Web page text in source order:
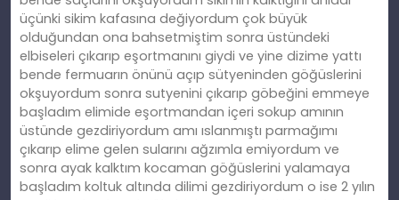
üçünki sikim kafasına değiyordum çok büyük
olduğundan ona bahsetmiştim sonra üstündeki
elbiseleri çıkarıp eşortmanını giydi ve yine dizime yattı
bende fermuarın önünü açıp sütyeninden göğüslerini
okşuyordum sonra sutyenini çıkarıp göbeğini emmeye
başladım elimide eşortmandan içeri sokup amının
üstünde gezdiriyordum amı ıslanmıştı parmağımı
çıkarıp elime gelen sularını ağzımla emiyordum ve
sonra ayak kalktım kocaman göğüslerini yalamaya
başladım koltuk altında dilimi gezdiriyordum o ise 2 yılın